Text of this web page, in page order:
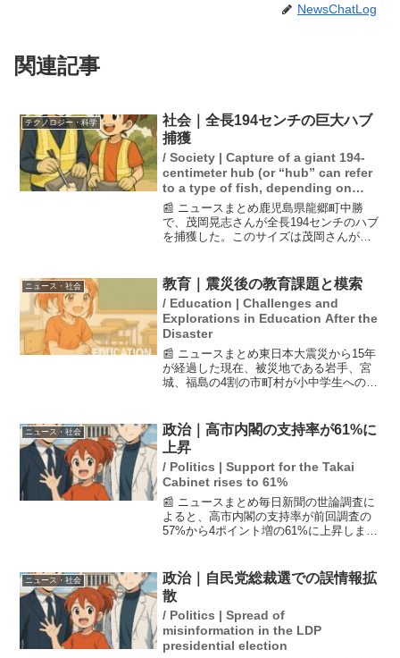
NewsChatLog
関連記事
テクノロジー・科学
社会｜全長194センチの巨大ハブ
捕獲
/ Society | Capture of a giant 194-
centimeter hub (or “hub” can refer
to a type of fish, depending on
context)
📰 ニュースまとめ鹿児島県龍郷町中勝
で、茂岡晃志さんが全長194センチのハブ
を捕獲した。このサイズは茂岡さんがこ
する中で行われ、地域の自然に対する関
心が高まるきっかけと...
ニュース・社会 教育｜震災後の教育課題と模索
/ Education | Challenges and
Explorations in Education After the
Disaster
📰 ニュースまとめ東日本大震災から15年
が経過した現在、被災地である岩手、宮
城、福島の4割の市町村が小中学生への防
生まれた世代に対する教育プログラムの
充実や教員の研修が...
ニュース・社会
政治｜高市内閣の支持率が61%に
上昇
/ Politics | Support for the Takai
Cabinet rises to 61%
📰 ニュースまとめ毎日新聞の世論調査に
よると、高市内閣の支持率が前回調査の
57%から4ポイント増の61%に上昇しまし
回ったものの、衆院選で自民党が大勝し
た影響で...
ニュース・社会
政治｜自民党総裁選での誤情報拡
散
/ Politics | Spread of
misinformation in the LDP
presidential election